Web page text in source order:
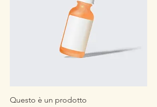
Questo è un prodotto